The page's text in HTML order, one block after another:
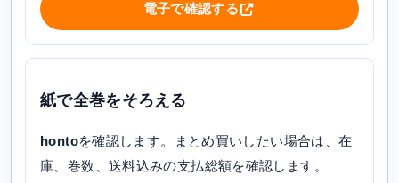
電子で確認する
紙で全巻をそろえる
hontoを確認します。まとめ買いしたい場合は、在
庫、巻数、送料込みの支払総額を確認します。